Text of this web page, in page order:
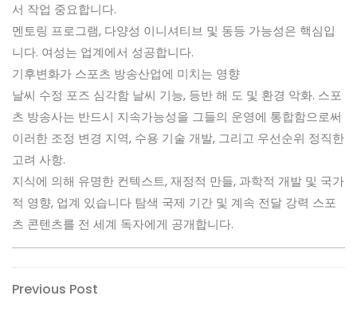
서 작업 중요합니다.
멘토링 프로그램, 다양성 이니셔티브 및 동등 가능성은 핵심입
니다. 여성는 업계에서 성공합니다.
기후변화가 스포츠 방송산업에 미치는 영향
날씨 수정 포즈 심각함 날씨 기능, 등반 해 도 및 환경 악화. 스포
츠 방송사는 반드시 지속가능성을 그들의 운영에 통합함으로써
이러한 조정 변경 지역, 수용 기술 개발, 그리고 우선순위 정직한
고려 사항.
지식에 의해 유명한 컨텍스트, 재정적 만들, 과학적 개발 및 국가
적 영향, 업계 있습니다 탐색 국제 기간 및 계속 전달 강력 스포
츠 콘텐츠를 전 세계 독자에게 공개합니다.
Post
Previous
Previous Post